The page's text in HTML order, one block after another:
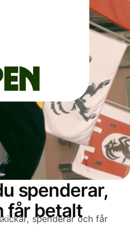
spenderar,
får betalt
spenderar och får